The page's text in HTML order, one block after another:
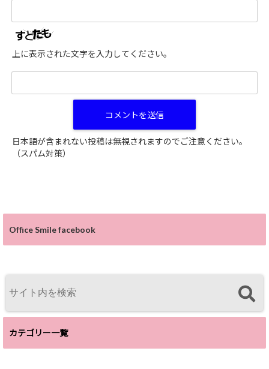
上に表示された文字を入力してください。
日本語が含まれない投稿は無視されますのでご注意ください。
（スパム対策）
Office Smile facebook
カテゴリー一覧